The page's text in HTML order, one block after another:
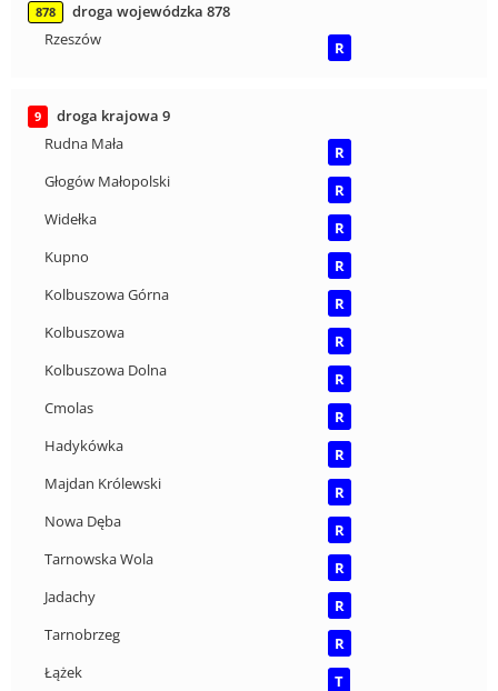
878
droga wojewódzka 878
Rzeszów
R
9
droga krajowa 9
Rudna Mała
R
Głogów Małopolski
R
Widełka
R
Kupno
R
Kolbuszowa Górna
R
Kolbuszowa
R
Kolbuszowa Dolna
R
Cmolas
R
Hadykówka
R
Majdan Królewski
R
Nowa Dęba
R
Tarnowska Wola
R
Jadachy
R
Tarnobrzeg
R
Łążek
T